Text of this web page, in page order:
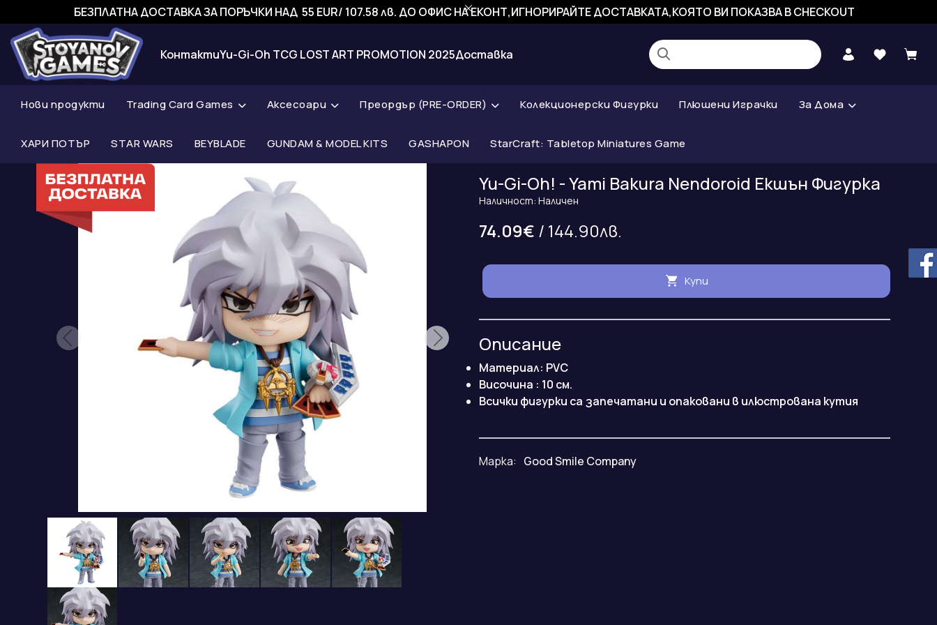
БЕЗПЛАТНА ДОСТАВКА ЗА ПОРЪЧКИ НАД 55 EUR/ 107.58 лв. ДО ОФИС НА ЕКОНТ,ИГНОРИРАЙТЕ ДОСТАВКАТА,КОЯТО ВИ ПОКАЗВА В CHECKOUT
КонтактиYu-Gi-Oh TCG LOST ART PROMOTION 2025Доставка
Нови продукти Trading Card Games Аксесоари Преордър (PRE-ORDER) Колекционерски Фигурки Плюшени Играчки За Дома
ХАРИ ПОТЪР STAR WARS BEYBLADE GUNDAM & MODEL KITS GASHAPON StarCraft: Tabletop Miniatures Game
Yu-Gi-Oh! - Yami Bakura Nendoroid Екшън Фигурка
Наличност: Наличен
74.09€ / 144.90лв.
Купи
Описание
Материал: PVC
Височина : 10 см.
Всички фигурки са запечатани и опаковани в илюстрована кутия
Марка: Good Smile Company